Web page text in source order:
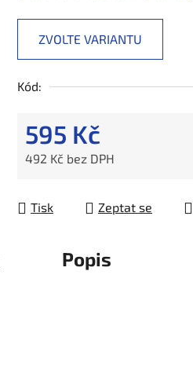
ZVOLTE VARIANTU
Kód:
595 Kč
492 Kč bez DPH
Tisk
Zeptat se
Popis